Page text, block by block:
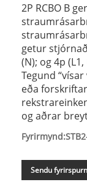
2P RCBO B
getur
(N); og 4p
Tegund
eða
og aðrar
Sendu fyrirspurn